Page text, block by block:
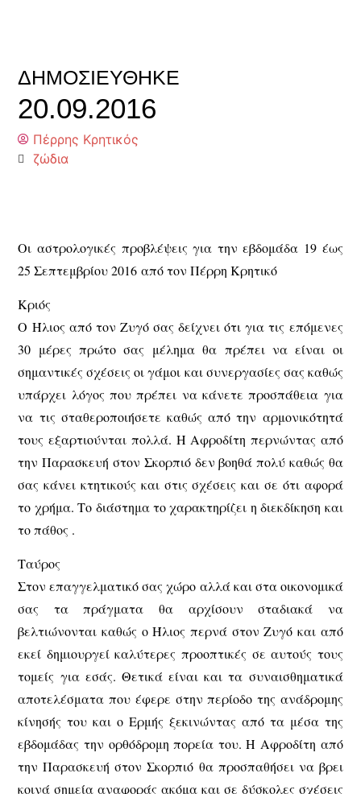
ΔΗΜΟΣΙΕΎΘΗΚΕ
20.09.2016
Πέρρης Κρητικός
ζώδια
Oι αστρολογικές προβλέψεις για την εβδομάδα 19 έως
25 Σεπτεμβρίου 2016 από τον Πέρρη Κρητικό
Κριός
Ο Ήλιος από τον Ζυγό σας δείχνει ότι για τις επόμενες
30 μέρες πρώτο σας μέλημα θα πρέπει να είναι οι
σημαντικές σχέσεις οι γάμοι και συνεργασίες σας καθώς
υπάρχει λόγος που πρέπει να κάνετε προσπάθεια για
να τις σταθεροποιήσετε καθώς από την αρμονικότητά
τους εξαρτιούνται πολλά. Η Αφροδίτη περνώντας από
την Παρασκευή στον Σκορπιό δεν βοηθά πολύ καθώς θα
σας κάνει κτητικούς και στις σχέσεις και σε ότι αφορά
το χρήμα. Το διάστημα το χαρακτηρίζει η διεκδίκηση και
το πάθος .
Ταύρος
Στον επαγγελματικό σας χώρο αλλά και στα οικονομικά
σας τα πράγματα θα αρχίσουν σταδιακά να
βελτιώνονται καθώς ο Ήλιος περνά στον Ζυγό και από
εκεί δημιουργεί καλύτερες προοπτικές σε αυτούς τους
τομείς για εσάς. Θετικά είναι και τα συναισθηματικά
αποτελέσματα που έφερε στην περίοδο της ανάδρομης
κίνησής του και ο Ερμής ξεκινώντας από τα μέσα της
εβδομάδας την ορθόδρομη πορεία του. Η Αφροδίτη από
την Παρασκευή στον Σκορπιό θα προσπαθήσει να βρει
κοινά σημεία αναφοράς ακόμα και σε δύσκολες σχέσεις